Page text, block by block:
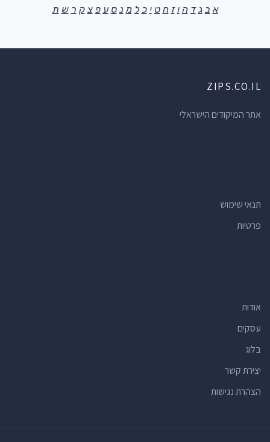
א ב ג ד ה ו ז ח ט י כ ל מ נ ס ע פ צ ק ר ש ת
ZIPS.CO.IL
אתר המיקודים הישראלי
תנאי שימוש
פרטיות
אודות
עסקים
בלוג
יצירת קשר
הצהרת נגישות